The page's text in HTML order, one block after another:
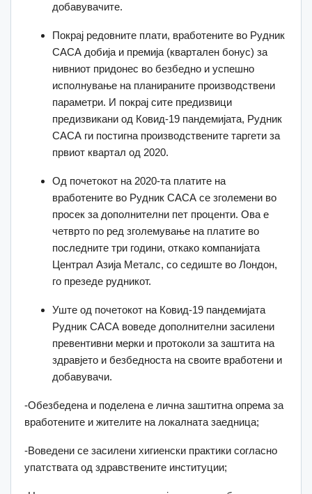
добавувачите.
Покрај редовните плати, вработените во Рудник
САСА добија и премија (квартален бонус) за
нивниот придонес во безбедно и успешно
исполнување на планираните производствени
параметри. И покрај сите предизвици
предизвикани од Ковид-19 пандемијата, Рудник
САСА ги постигна производствените таргети за
првиот квартал од 2020.
Од почетокот на 2020-та платите на
вработените во Рудник САСА се зголемени во
просек за дополнителни пет проценти. Ова е
четврто по ред зголемување на платите во
последните три години, откако компанијата
Централ Азија Металс, со седиште во Лондон,
го презеде рудникот.
Уште од почетокот на Ковид-19 пандемијата
Рудник САСА воведе дополнителни засилени
превентивни мерки и протоколи за заштита на
здравјето и безбедноста на своите вработени и
добавувачи.
-Обезбедена и поделена е лична заштитна опрема за
вработените и жителите на локалната заедница;
-Воведени се засилени хигиенски практики согласно
упатствата од здравствените институции;